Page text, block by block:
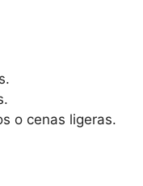
o cenas ligeras.